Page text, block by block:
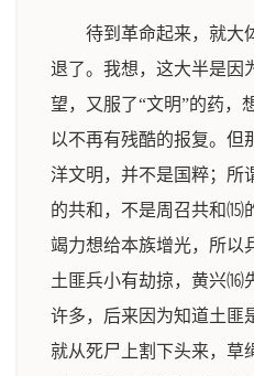
待到革命起来，就大
退了。我想，这大半是因
望，又服了“文明”的药，
以不再有残酷的报复。但
洋文明，并不是国粹；所
的共和，不是周召共和⒂
竭力想给本族增光，所以
土匪兵小有劫掠，黄兴⒃
许多，后来因为知道土匪
就从死尸上割下头来，草